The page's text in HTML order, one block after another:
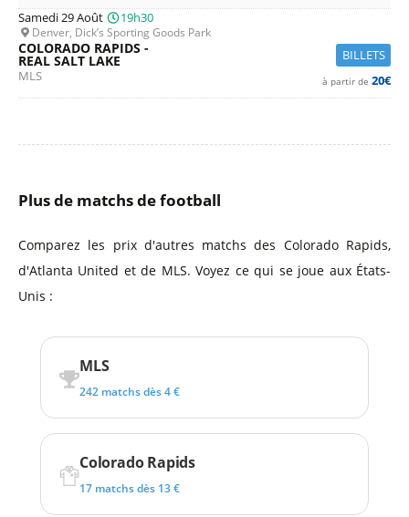
Samedi 29 Août
19h30
Denver, Dick’s Sporting Goods Park
BILLETS
COLORADO RAPIDS -
REAL SALT LAKE
MLS à partir de 20€
Plus de matchs de football
Comparez les prix d'autres matchs des Colorado Rapids,
d'Atlanta United et de MLS. Voyez ce qui se joue aux États-
Unis :
MLS
242 matchs dès 4 €
Colorado Rapids
17 matchs dès 13 €